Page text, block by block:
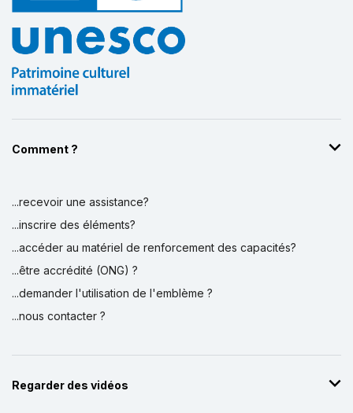
Comment ?
...recevoir une assistance?
...inscrire des éléments?
...accéder au matériel de renforcement des capacités?
...être accrédité (ONG) ?
...demander l'utilisation de l'emblème ?
...nous contacter ?
Regarder des vidéos